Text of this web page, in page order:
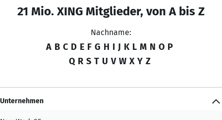
21 Mio. XING Mitglieder, von A bis Z
Nachname:
A B C D E F G H I J K L M N O P
Q R S T U V W X Y Z
Unternehmen